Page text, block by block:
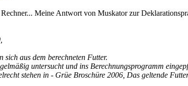
Meine Antwort von Muskator zur
sich aus dem berechneten Futter.
untersucht und ins Berechnungsprogramm
stehen in - Grüe Broschüre 2006, Das geltende